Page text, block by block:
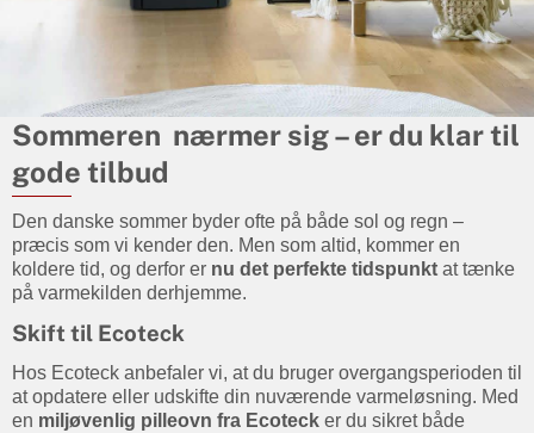
Sommeren nærmer sig – er du klar til
gode tilbud
Den danske sommer byder ofte på både sol og regn –
præcis som vi kender den. Men som altid, kommer en
koldere tid, og derfor er nu det perfekte tidspunkt at tænke
på varmekilden derhjemme.
Skift til Ecoteck
Hos Ecoteck anbefaler vi, at du bruger overgangsperioden til
at opdatere eller udskifte din nuværende varmeløsning. Med
en miljøvenlig pilleovn fra Ecoteck er du sikret både